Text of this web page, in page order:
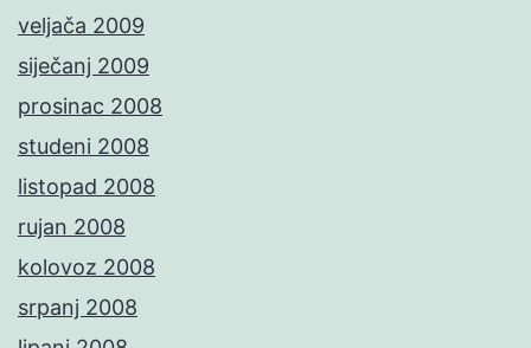
veljača 2009
siječanj 2009
prosinac 2008
studeni 2008
listopad 2008
rujan 2008
kolovoz 2008
srpanj 2008